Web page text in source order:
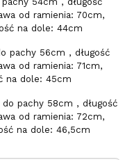
od ramienia: 70cm,
na dole: 44cm
pachy 56cm , długość
od ramienia: 71cm,
na dole: 45cm
pachy 58cm , długość
od ramienia: 72cm,
na dole: 46,5cm